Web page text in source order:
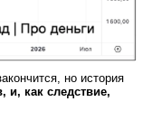
но история
и, как следствие,